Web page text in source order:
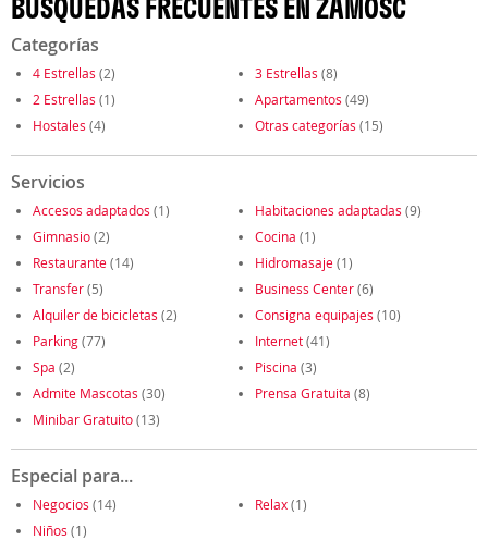
BÚSQUEDAS FRECUENTES EN ZAMOSC
Categorías
4 Estrellas (2) 3 Estrellas (8)
2 Estrellas (1) Apartamentos (49)
Hostales (4) Otras categorías (15)
Servicios
Accesos adaptados (1) Habitaciones adaptadas (9)
Gimnasio(2) Cocina (1)
Restaurante(14) Hidromasaje(1)
Transfer(5) Business Center(6)
Alquiler de bicicletas (2) Consigna equipajes (10)
Parking(77) Internet(41)
Spa (2) Piscina (3)
Admite Mascotas (30) Prensa Gratuita (8)
Minibar Gratuito(13)
Especial para...
Negocios (14) Relax(1)
Niños (1)